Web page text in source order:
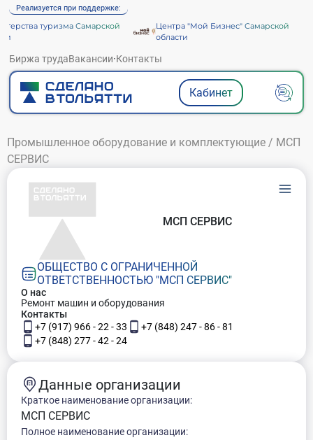
Реализуется при поддержке:
туризма Самарской
Центра "Мой Бизнес" Самарской
области
Биржа трудаВакансии·Контакты
Кабинет
Промышленное оборудование и комплектующие / МСП
СЕРВИС
ОБЩЕСТВО С ОГРАНИЧЕННОЙ
ОТВЕТСТВЕННОСТЬЮ "МСП СЕРВИС"
МСП СЕРВИС
О нас
Ремонт машин и оборудования
Контакты
+7 (917) 966 - 22 - 33
+7 (848) 247 - 86 - 81
+7 (848) 277 - 42 - 24
Данные организации
Краткое наименование организации:
МСП СЕРВИС
Полное наименование организации: